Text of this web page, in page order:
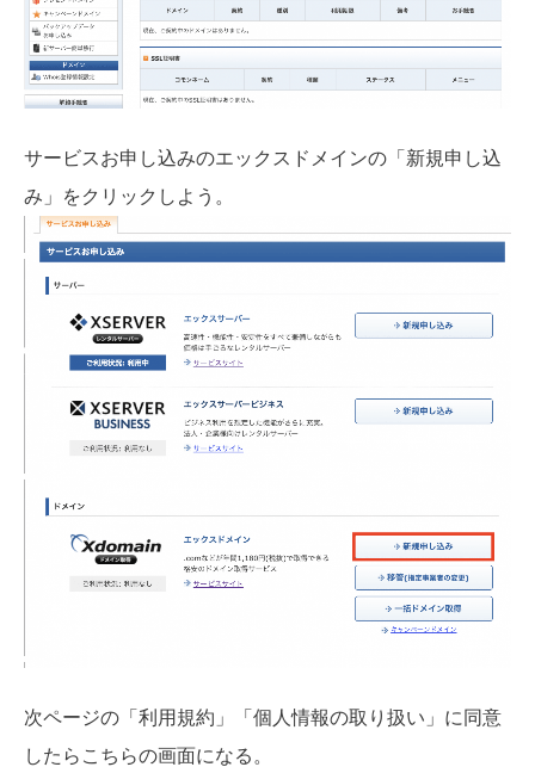
サービスお申し込みのエックスドメインの「新規申し込
み」をクリックしよう。
次ページの「利用規約」「個人情報の取り扱い」に同意
したらこちらの画面になる。